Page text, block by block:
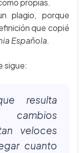
propias.
plagio, porque
que copié
Española.
sigue:
resulta
veloces
cuanto